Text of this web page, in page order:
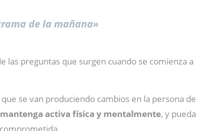
de la mañana»
las preguntas que surgen cuando se comienza a
se van produciendo cambios en la persona de
activa física y mentalmente, y pueda